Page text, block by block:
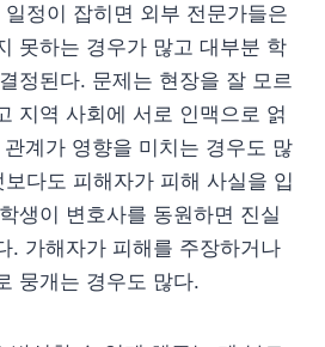
일정이 잡히면 외부 전문가들은
못하는 경우가 많고 대부분 학
정된다. 문제는 현장을 잘 모르
지역 사회에 서로 인맥으로 얽
계가 영향을 미치는 경우도 많
다도 피해자가 피해 사실을 입
생이 변호사를 동원하면 진실
. 가해자가 피해를 주장하거나
뭉개는 경우도 많다.